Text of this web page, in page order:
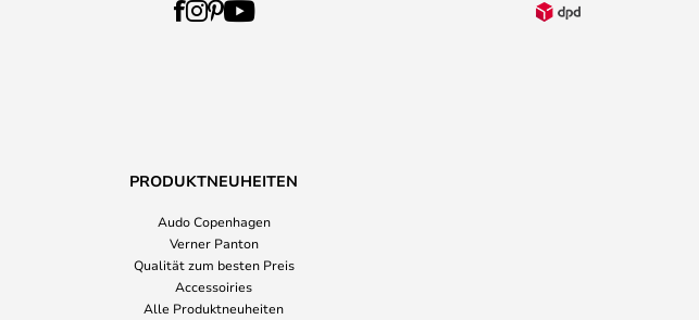
PRODUKTNEUHEITEN
Audo Copenhagen
Verner Panton
Qualität zum besten Preis
Accessoiries
Alle Produktneuheiten